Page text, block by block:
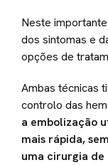
Neste
dos sintomas e
opções de
Ambas técnicas
controlo das
a embolização
mais rápida,
uma cirurgia